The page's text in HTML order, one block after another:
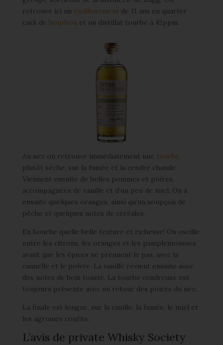
retrouve ici un vieillissement de 11 ans en quarter
cask de bourbon et un distillat tourbé à 42ppm.
Au nez on retrouve immédiatement une tourbe
plutôt sèche, sur la fumée et la cendre chaude.
Viennent ensuite de belles pommes et poires,
accompagnées de vanille et d’un peu de miel. On a
ensuite quelques oranges, ainsi qu’un soupçon de
pêche et quelques notes de céréales.
En bouche quelle belle texture et richesse! On oscille
entre les citrons, les oranges et les pamplemousses
avant que les épices ne prennent le pas, avec la
cannelle et le poivre. La vanille revient ensuite avec
des notes de bois toasté. La tourbe cendreuse est
toujours présente avec un retour des poires du nez.
La finale est longue, sur la vanille, la fumée, le miel et
les agrumes confits.
L’avis de private Whisky Society